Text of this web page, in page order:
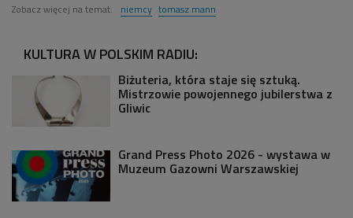
Zobacz więcej na temat: niemcy tomasz mann
KULTURA W POLSKIM RADIU:
Biżuteria, która staje się sztuką.
Mistrzowie powojennego jubilerstwa z
Gliwic
Grand Press Photo 2026 - wystawa w
Muzeum Gazowni Warszawskiej